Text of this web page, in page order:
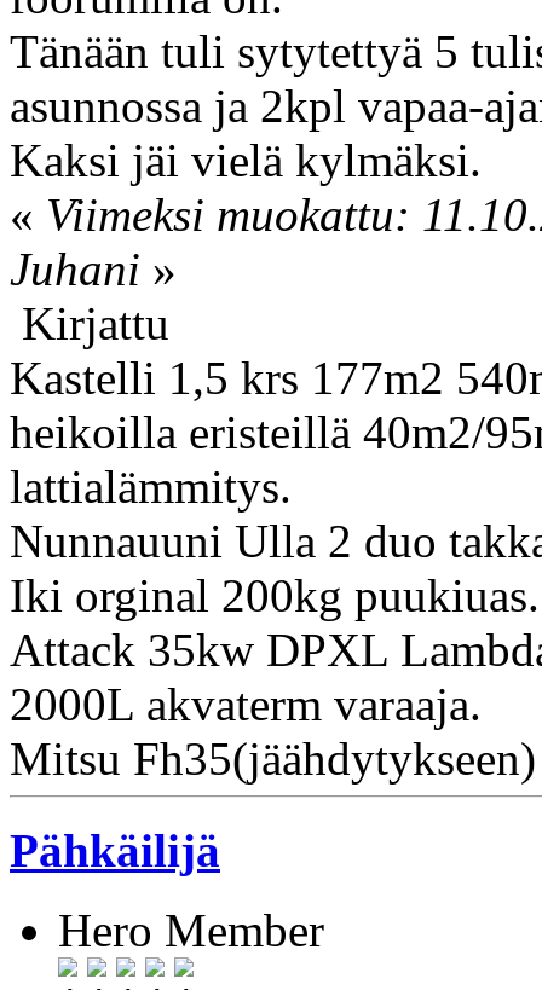
Tänään tuli sytytettyä 5
asunnossa ja 2kpl vapaa-
Kaksi jäi vielä kylmäksi.
« Viimeksi muokattu:
Juhani »
Kirjattu
Kastelli 1,5 krs 177m2
heikoilla eristeillä 40m2/
lattialämmitys.
Nunnauuni Ulla 2 duo
Iki orginal 200kg puukiuas.
Attack 35kw DPXL
2000L akvaterm varaaja.
Mitsu Fh35(jäähdytykseen)
Pähkäilijä
Hero Member